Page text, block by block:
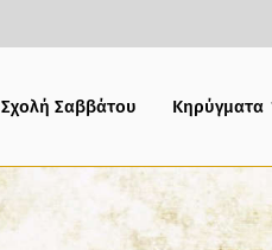
Σχολή Σαββάτου Κηρύγματα